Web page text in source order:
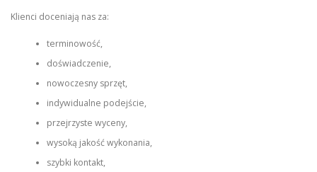
Klienci doceniają nas za:
terminowość,
doświadczenie,
nowoczesny sprzęt,
indywidualne podejście,
przejrzyste wyceny,
wysoką jakość wykonania,
szybki kontakt,